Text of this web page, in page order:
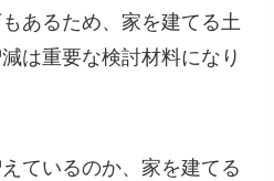
あるため、家を建てる土
は重要な検討材料になり
ているのか、家を建てる